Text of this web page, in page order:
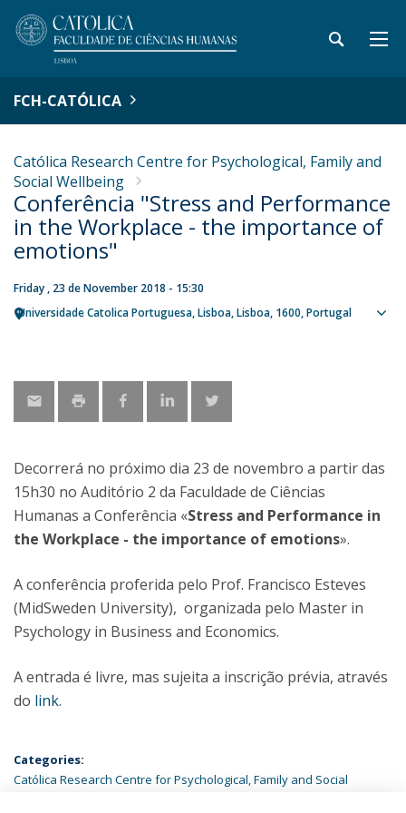
FCH-CATÓLICA
Católica Research Centre for Psychological, Family and
Social Wellbeing
Conferência "Stress and Performance
in the Workplace - the importance of
emotions"
Friday , 23 de November 2018 - 15:30
Universidade Catolica Portuguesa Lisboa Lisboa 1600 Portugal
Decorrerá no próximo dia 23 de novembro a partir das
15h30 no Auditório 2 da Faculdade de Ciências
Humanas a Conferência «Stress and Performance in
the Workplace - the importance of emotions».
A conferência proferida pelo Prof. Francisco Esteves
(MidSweden University), organizada pelo Master in
Psychology in Business and Economics.
A entrada é livre, mas sujeita a inscrição prévia, através
do link.
Categories:
Católica Research Centre for Psychological, Family and Social